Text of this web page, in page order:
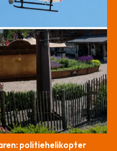
politiehelikopter